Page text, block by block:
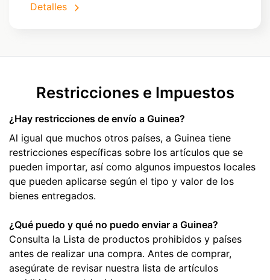
Detalles
Restricciones e Impuestos
¿Hay restricciones de envío a Guinea?
Al igual que muchos otros países, a Guinea tiene
restricciones específicas sobre los artículos que se
pueden importar, así como algunos impuestos locales
que pueden aplicarse según el tipo y valor de los
bienes entregados.
¿Qué puedo y qué no puedo enviar a Guinea?
Consulta la Lista de productos prohibidos y países
antes de realizar una compra. Antes de comprar,
asegúrate de revisar nuestra lista de artículos